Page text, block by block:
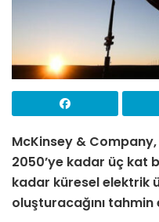
McKinsey &
2050’ye kadar üç kat
kadar küresel elektrik
oluşturacağını